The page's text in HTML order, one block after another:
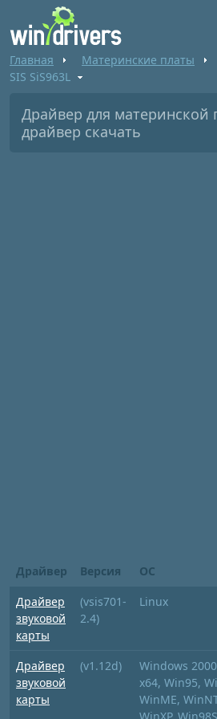
Главная Материнские платы
SIS SiS963L
Драйвер для материнской
драйвер скачать
Драйвер Версия
ОС
Драйвер
звуковой
карты
(vsis701-
2.4)
Linux
Драйвер
звуковой
карты
(v1.12d)
Windows
x64, Win95,
WinME,